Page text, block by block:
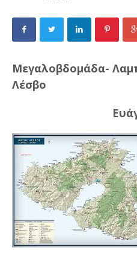
Μεγαλοβδομάδα-
Λέσβο